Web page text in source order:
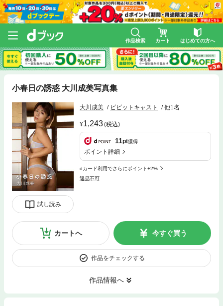
作品検索 カート はじめての方へ
小春日の誘惑 大川成美写真集
試し読み
大川成美 ビビットキャスト 他1名
1,243(税込)
11pt獲得
ポイント詳細
dカード利用でさらにポイント+2%
返品不可
カートへ 今すぐ買う
作品をチェックする
作品情報へ